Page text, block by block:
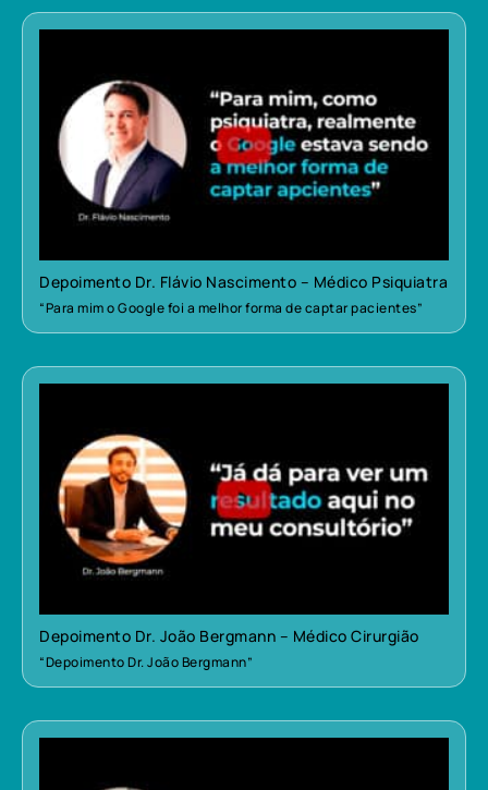
Depoimento Dr. Flávio Nascimento – Médico Psiquiatra
“Para mim o Google foi a melhor forma de captar pacientes”
Depoimento Dr. João Bergmann – Médico Cirurgião
“Depoimento Dr. João Bergmann”